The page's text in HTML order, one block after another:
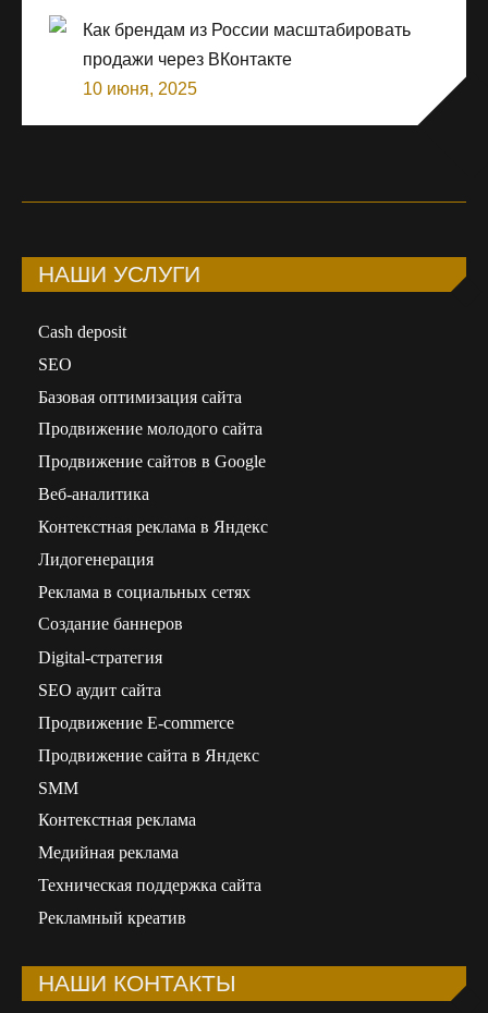
Как брендам из России масштабировать
продажи через ВКонтакте
10 июня, 2025
НАШИ УСЛУГИ
Сash deposit
SEO
Базовая оптимизация сайта
Продвижение молодого сайта
Продвижение сайтов в Google
Веб-аналитика
Контекстная реклама в Яндекс
Лидогенерация
Реклама в социальных сетях
Создание баннеров
Digital-стратегия
SEO аудит сайта
Продвижение E-commerce
Продвижение сайта в Яндекс
SMM
Контекстная реклама
Медийная реклама
Техническая поддержка сайта
Рекламный креатив
НАШИ КОНТАКТЫ